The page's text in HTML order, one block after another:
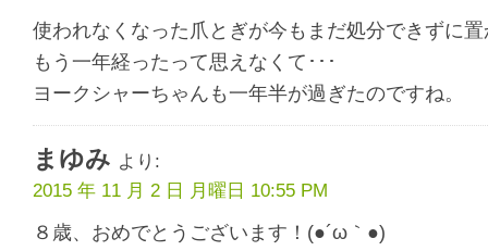
使われなくなった爪とぎが今もまだ処分できずに
もう一年経ったって思えなくて･･･
ヨークシャーちゃんも一年半が過ぎたのですね。
まゆみ より:
2015 年 11 月 2 日 月曜日 10:55 PM
８歳、おめでとうございます！(●´ω｀●)